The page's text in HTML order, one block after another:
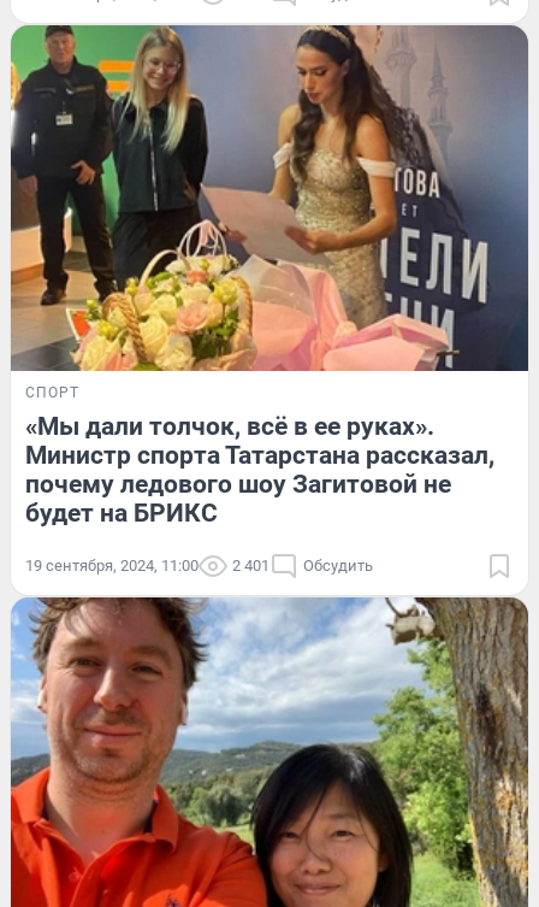
СПОРТ
«Мы дали толчок, всё в ее руках».
Министр спорта Татарстана рассказал,
почему ледового шоу Загитовой не
будет на БРИКС
19 сентября, 2024, 11:00 2 401 Обсудить